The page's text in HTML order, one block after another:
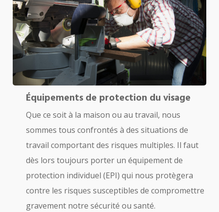
Équipements de protection du visage
Que ce soit à la maison ou au travail, nous
sommes tous confrontés à des situations de
travail comportant des risques multiples. Il faut
dès lors toujours porter un équipement de
protection individuel (EPI) qui nous protègera
contre les risques susceptibles de compromettre
gravement notre sécurité ou santé.